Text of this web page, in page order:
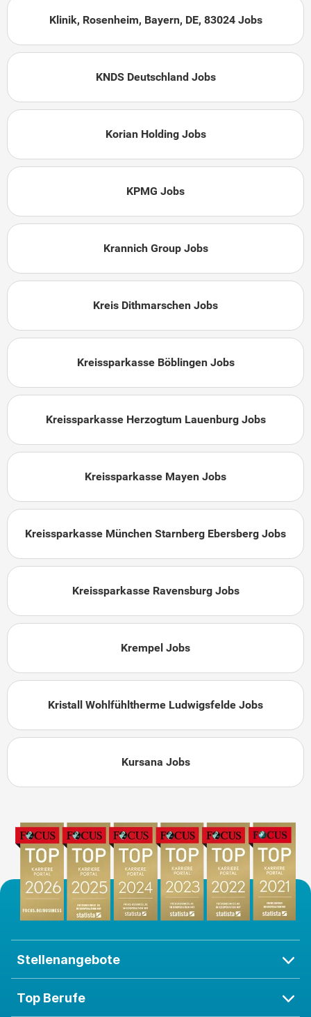
Klinik, Rosenheim, Bayern, DE, 83024 Jobs
KNDS Deutschland Jobs
Korian Holding Jobs
KPMG Jobs
Krannich Group Jobs
Kreis Dithmarschen Jobs
Kreissparkasse Böblingen Jobs
Kreissparkasse Herzogtum Lauenburg Jobs
Kreissparkasse Mayen Jobs
Kreissparkasse München Starnberg Ebersberg Jobs
Kreissparkasse Ravensburg Jobs
Krempel Jobs
Kristall Wohlfühltherme Ludwigsfelde Jobs
Kursana Jobs
Stellenangebote
Top Berufe